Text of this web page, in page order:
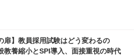
扉】教員採用試験はどう変わるの
養縮小とSPI導入、面接重視の時代